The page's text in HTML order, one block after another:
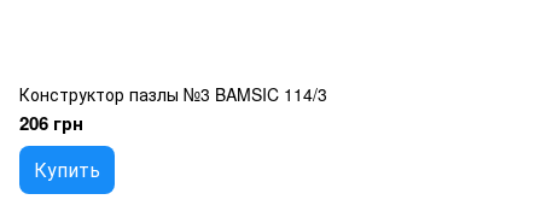
Конструктор пазлы №3 BAMSIC 114/3
206 грн
Купить